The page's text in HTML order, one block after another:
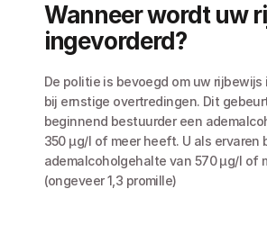
Wanneer wordt uw
ingevorderd?
De politie is bevoegd om uw rijbewijs
bij ernstige overtredingen. Dit
beginnend bestuurder een
350 µg/l of meer heeft. U als ervaren
ademalcoholgehalte van 570 µg/l of
(ongeveer 1,3 promille)